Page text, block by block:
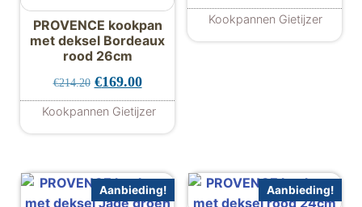
PROVENCE kookpan
met deksel Bordeaux
rood 26cm
€214.20 Oorspronkelijke prijs was: €214.20.
€169.00Huidige prijs is: €169.00.
Kookpannen Gietijzer
Kookpannen Gietijzer
Aanbieding! Aanbieding!